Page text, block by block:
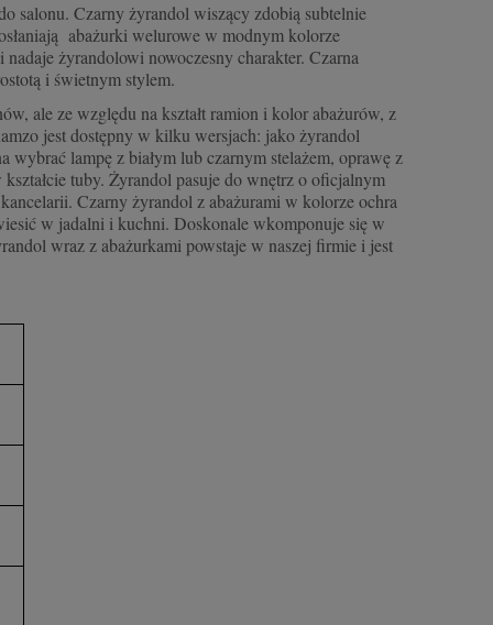
salonu. Czarny żyrandol wiszący zdobią subtelnie
abażurki welurowe w modnym kolorze
żyrandolowi nowoczesny charakter. Czarna
i świetnym stylem.
ale ze względu na kształt ramion i kolor abażurów, z
jest dostępny w kilku wersjach: jako żyrandol
lampę z białym lub czarnym stelażem, oprawę z
tuby. Żyrandol pasuje do wnętrz o oficjalnym
Czarny żyrandol z abażurami w kolorze ochra
w jadalni i kuchni. Doskonale wkomponuje się w
wraz z abażurkami powstaje w naszej firmie i jest